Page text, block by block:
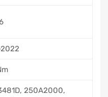
250A2000,